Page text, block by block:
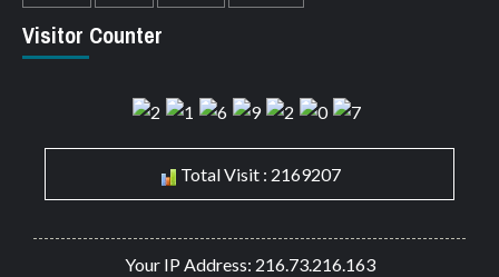
Visitor Counter
Total Visit : 2169207
Your IP Address: 216.73.216.163